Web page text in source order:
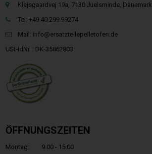
Klejsgaardvej 19a, 7130 Juelsminde, Dänemark
Tel: +49 40 299 99274
Mail: info@ersatzteilepelletofen.de
USt-IdNr. : DK-35862803
ÖFFNUNGSZEITEN
Montag:
9.00 - 15.00